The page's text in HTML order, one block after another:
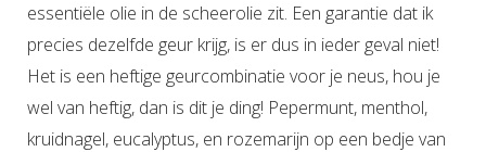
essentiële olie in de scheerolie zit. Een garantie dat ik
precies dezelfde geur krijg, is er dus in ieder geval niet!
Het is een heftige geurcombinatie voor je neus, hou je
wel van heftig, dan is dit je ding! Pepermunt, menthol,
kruidnagel, eucalyptus, en rozemarijn op een bedje van